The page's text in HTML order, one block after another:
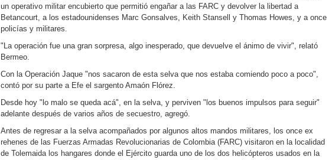
un operativo militar encubierto que permitió engañar a las FARC y devolver la libertad a
Betancourt, a los estadounidenses Marc Gonsalves, Keith Stansell y Thomas Howes, y a once
policías y militares.
"La operación fue una gran sorpresa, algo inesperado, que devuelve el ánimo de vivir", relató
Bermeo.
Con la Operación Jaque "nos sacaron de esta selva que nos estaba comiendo poco a poco",
contó por su parte a Efe el sargento Amaón Flórez.
Desde hoy "lo malo se queda acá", en la selva, y perviven "los buenos impulsos para seguir"
adelante después de varios años de secuestro, agregó.
Antes de regresar a la selva acompañados por algunos altos mandos militares, los once ex
rehenes de las Fuerzas Armadas Revolucionarias de Colombia (FARC) visitaron en la localidad
de Tolemaida los hangares donde el Ejército guarda uno de los dos helicópteros usados en la